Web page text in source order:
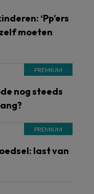
‘Pp’ers
moeten
nog steeds
last van